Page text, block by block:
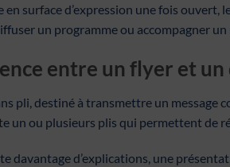
en surface d’expression une fois
un programme ou accompagner
entre un flyer et un
pli, destiné à transmettre un message
un ou plusieurs plis qui permettent de
davantage d’explications, une